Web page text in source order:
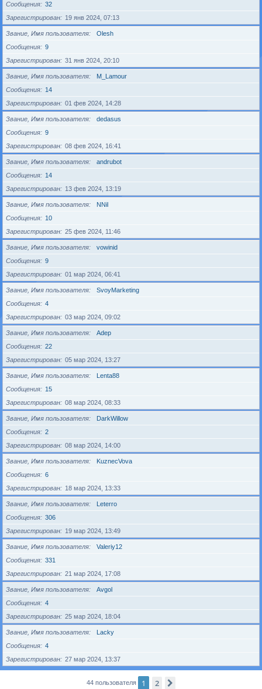
Сообщения
32
Зарегистрирован
19 янв 2024, 07:13
Звание, Имя пользователя
Olesh
Сообщения
9
Зарегистрирован
31 янв 2024, 20:10
Звание, Имя пользователя
M_Lamour
Сообщения
14
Зарегистрирован
01 фев 2024, 14:28
Звание, Имя пользователя
dedasus
Сообщения
9
Зарегистрирован
08 фев 2024, 16:41
Звание, Имя пользователя
andrubot
Сообщения
14
Зарегистрирован
13 фев 2024, 13:19
Звание, Имя пользователя
NNil
Сообщения
10
Зарегистрирован
25 фев 2024, 11:46
Звание, Имя пользователя
vowinid
Сообщения
9
Зарегистрирован
01 мар 2024, 06:41
Звание, Имя пользователя
SvoyMarketing
Сообщения
4
Зарегистрирован
03 мар 2024, 09:02
Звание, Имя пользователя
Adep
Сообщения
22
Зарегистрирован
05 мар 2024, 13:27
Звание, Имя пользователя
Lenta88
Сообщения
15
Зарегистрирован
08 мар 2024, 08:33
Звание, Имя пользователя
DarkWillow
Сообщения
2
Зарегистрирован
08 мар 2024, 14:00
Звание, Имя пользователя
KuznecVova
Сообщения
6
Зарегистрирован
18 мар 2024, 13:33
Звание, Имя пользователя
Leterro
Сообщения
306
Зарегистрирован
19 мар 2024, 13:49
Звание, Имя пользователя
Valeriy12
Сообщения
331
Зарегистрирован
21 мар 2024, 17:08
Звание, Имя пользователя
Avgol
Сообщения
4
Зарегистрирован
25 мар 2024, 18:04
Звание, Имя пользователя
Lacky
Сообщения
4
Зарегистрирован
27 мар 2024, 13:37
44 пользователя 1 2